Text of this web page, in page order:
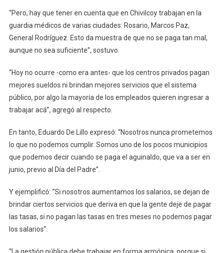
“Pero, hay que tener en cuenta que en Chivilcoy trabajan en la
guardia médicos de varias ciudades: Rosario, Marcos Paz,
General Rodríguez. Esto da muestra de que no se paga tan mal,
aunque no sea suficiente”, sostuvo.
“Hoy no ocurre -como era antes- que los centros privados pagan
mejores sueldos ni brindan mejores servicios que el sistema
público, por algo la mayoría de los empleados quieren ingresar a
trabajar acá”, agregó al respecto.
En tanto, Eduardo De Lillo expresó: “Nosotros nunca prometemos
lo que no podemos cumplir. Somos uno de los pocos municipios
que podemos decir cuando se paga el aguinaldo, que va a ser en
junio, previo al Día del Padre”.
Y ejemplificó: “Si nosotros aumentamos los salarios, se dejan de
brindar ciertos servicios que deriva en que la gente deje de pagar
las tasas, si no pagan las tasas en tres meses no podemos pagar
los salarios”.
“La gestión pública debe trabajar en forma armónica, porque si